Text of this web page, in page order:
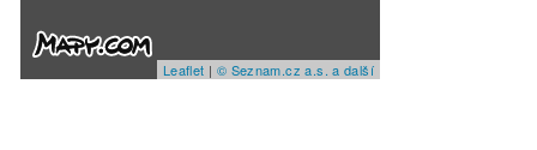
Leaflet | © Seznam.cz a.s. a další